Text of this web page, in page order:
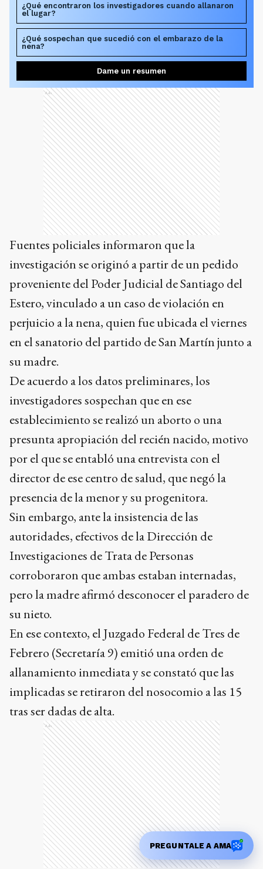
¿Qué encontraron los investigadores cuando allanaron
el lugar?
¿Qué sospechan que sucedió con el embarazo de la
nena?
Dame un resumen
Ads
Fuentes policiales informaron que la
investigación se originó a partir de un pedido
proveniente del Poder Judicial de Santiago del
Estero, vinculado a un caso de violación en
perjuicio a la nena, quien fue ubicada el viernes
en el sanatorio del partido de San Martín junto a
su madre.
De acuerdo a los datos preliminares, los
investigadores sospechan que en ese
establecimiento se realizó un aborto o una
presunta apropiación del recién nacido, motivo
por el que se entabló una entrevista con el
director de ese centro de salud, que negó la
presencia de la menor y su progenitora.
Sin embargo, ante la insistencia de las
autoridades, efectivos de la Dirección de
Investigaciones de Trata de Personas
corroboraron que ambas estaban internadas,
pero la madre afirmó desconocer el paradero de
su nieto.
En ese contexto, el Juzgado Federal de Tres de
Febrero (Secretaría 9) emitió una orden de
allanamiento inmediata y se constató que las
implicadas se retiraron del nosocomio a las 15
tras ser dadas de alta.
Ads
PREGUNTALE A AMA